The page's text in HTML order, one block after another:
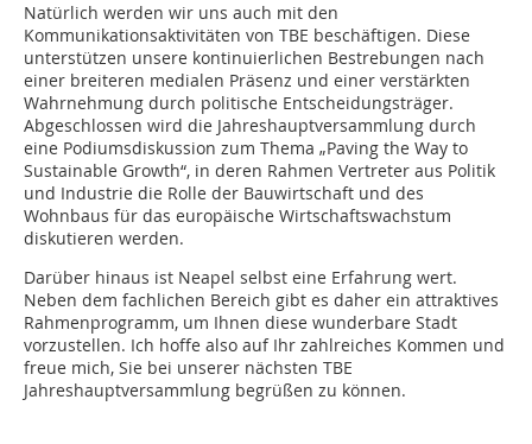
Natürlich werden wir uns auch mit den
Kommunikationsaktivitäten von TBE beschäftigen. Diese
unterstützen unsere kontinuierlichen Bestrebungen nach
einer breiteren medialen Präsenz und einer verstärkten
Wahrnehmung durch politische Entscheidungsträger.
Abgeschlossen wird die Jahreshauptversammlung durch
eine Podiumsdiskussion zum Thema „Paving the Way to
Sustainable Growth“, in deren Rahmen Vertreter aus Politik
und Industrie die Rolle der Bauwirtschaft und des
Wohnbaus für das europäische Wirtschaftswachstum
diskutieren werden.
Darüber hinaus ist Neapel selbst eine Erfahrung wert.
Neben dem fachlichen Bereich gibt es daher ein attraktives
Rahmenprogramm, um Ihnen diese wunderbare Stadt
vorzustellen. Ich hoffe also auf Ihr zahlreiches Kommen und
freue mich, Sie bei unserer nächsten TBE
Jahreshauptversammlung begrüßen zu können.